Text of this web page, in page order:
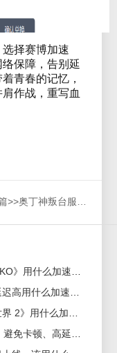
选择赛博加速
保障，告别延
青春的记忆，
作战，重写血
>>奥丁神叛台服预创建角色及选定服务器教程 赛博加速器